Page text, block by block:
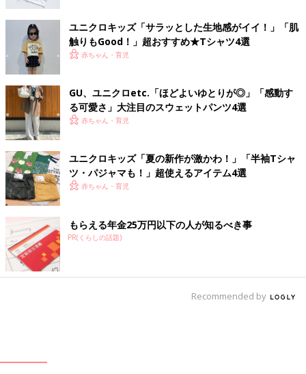
肌触り抜群のガーゼ素材のおくるみ
ユニクロキッズ「サラッとした生地感がイイ！」「肌
触りもGood！」超おすすめ★Tシャツ4選
赤ちゃん・育児
GU、ユニクロetc.「ほどよいゆとりが◎」「感動す
る可愛さ」大注目のスウェットパンツ4選
赤ちゃん・育児
ユニクロキッズ「夏の新作が激かわ！」「半袖Tシャ
ツ・パジャマも！」超使えるアイテム4選
赤ちゃん・育児
もらえる年金25万円以下の人が知るべき事
PR(くらしの話題)
Recommended by